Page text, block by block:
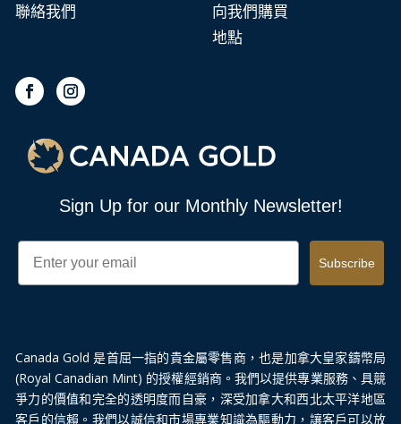
聯絡我們
向我們購買
地點
Sign Up for our Monthly Newsletter!
Email
Subscribe
Canada Gold 是首屈一指的貴金屬零售商，也是加拿大皇家鑄幣局
(Royal Canadian Mint) 的授權經銷商。我們以提供專業服務、具競
爭力的價值和完全的透明度而自豪，深受加拿大和西北太平洋地區
客戶的信賴。我們以誠信和市場專業知識為驅動力，讓客戶可以放